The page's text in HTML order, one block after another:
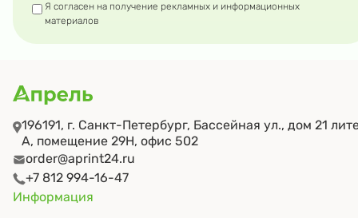
Я согласен на получение рекламных и информационных
материалов
196191, г. Санкт-Петербург, Бассейная ул., дом 21
А, помещение 29Н, офис 502
order@aprint24.ru
+7 812 994-16-47
Информация